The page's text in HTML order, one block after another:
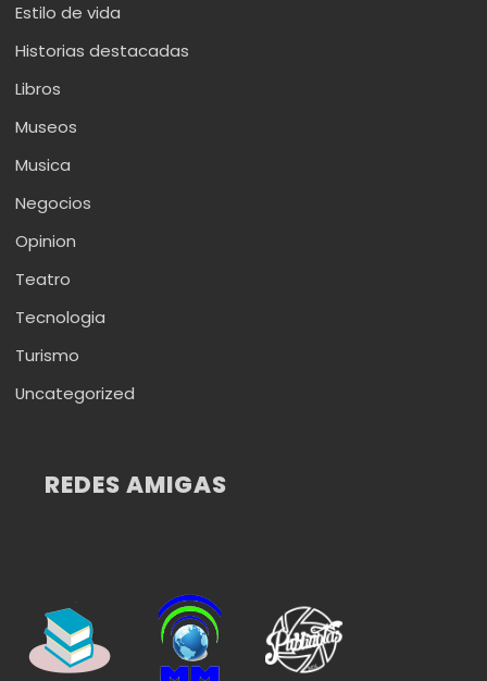
Estilo de vida
Historias destacadas
Libros
Museos
Musica
Negocios
Opinion
Teatro
Tecnologia
Turismo
Uncategorized
REDES AMIGAS